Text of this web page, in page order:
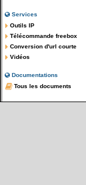
Services
Outils IP
Télécommande freebox
Conversion d'url courte
Vidéos
Documentations
Tous les documents